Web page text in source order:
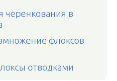
черенкования в
флоксов
отводками